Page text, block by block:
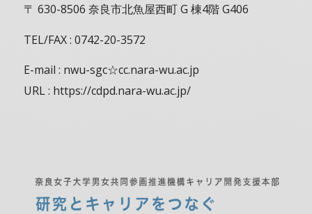
〒 630-8506 奈良市北魚屋西町 G 棟4階 G406
TEL/FAX : 0742-20-3572
E-mail : nwu-sgc☆cc.nara-wu.ac.jp
URL : https://cdpd.nara-wu.ac.jp/